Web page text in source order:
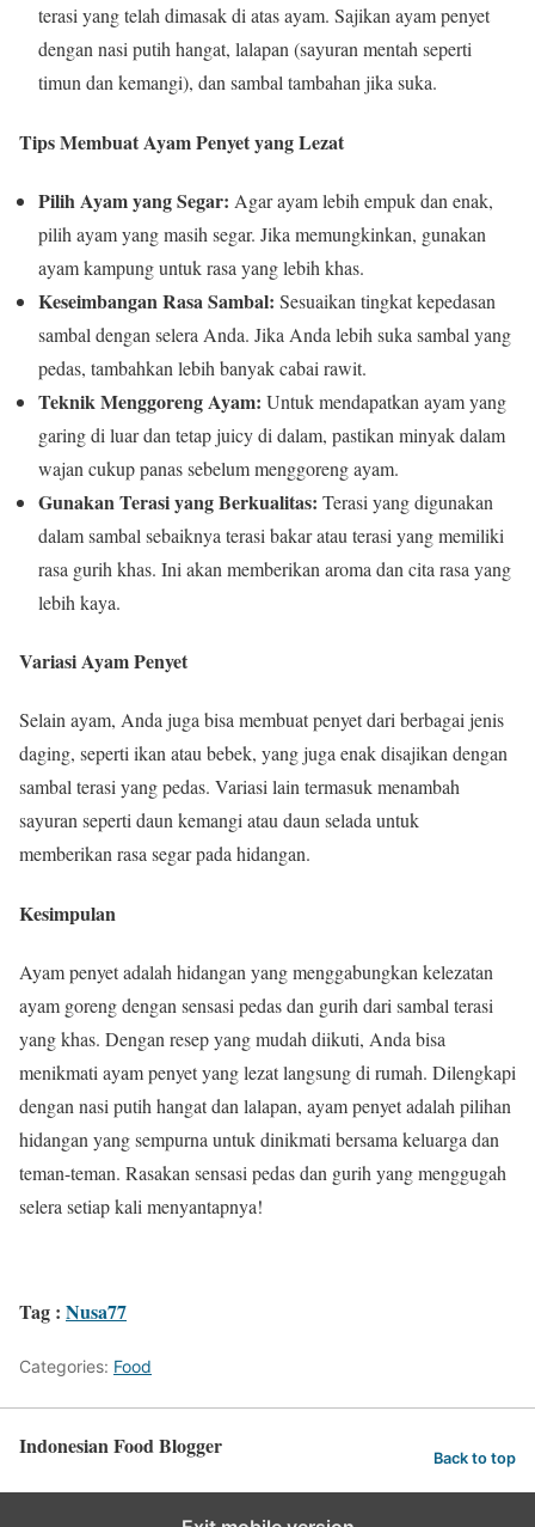
terasi yang telah dimasak di atas ayam. Sajikan ayam penyet
dengan nasi putih hangat, lalapan (sayuran mentah seperti
timun dan kemangi), dan sambal tambahan jika suka.
Tips Membuat Ayam Penyet yang Lezat
Pilih Ayam yang Segar: Agar ayam lebih empuk dan enak,
pilih ayam yang masih segar. Jika memungkinkan, gunakan
ayam kampung untuk rasa yang lebih khas.
Keseimbangan Rasa Sambal: Sesuaikan tingkat kepedasan
sambal dengan selera Anda. Jika Anda lebih suka sambal yang
pedas, tambahkan lebih banyak cabai rawit.
Teknik Menggoreng Ayam: Untuk mendapatkan ayam yang
garing di luar dan tetap juicy di dalam, pastikan minyak dalam
wajan cukup panas sebelum menggoreng ayam.
Gunakan Terasi yang Berkualitas: Terasi yang digunakan
dalam sambal sebaiknya terasi bakar atau terasi yang memiliki
rasa gurih khas. Ini akan memberikan aroma dan cita rasa yang
lebih kaya.
Variasi Ayam Penyet
Selain ayam, Anda juga bisa membuat penyet dari berbagai jenis
daging, seperti ikan atau bebek, yang juga enak disajikan dengan
sambal terasi yang pedas. Variasi lain termasuk menambah
sayuran seperti daun kemangi atau daun selada untuk
memberikan rasa segar pada hidangan.
Kesimpulan
Ayam penyet adalah hidangan yang menggabungkan kelezatan
ayam goreng dengan sensasi pedas dan gurih dari sambal terasi
yang khas. Dengan resep yang mudah diikuti, Anda bisa
menikmati ayam penyet yang lezat langsung di rumah. Dilengkapi
dengan nasi putih hangat dan lalapan, ayam penyet adalah pilihan
hidangan yang sempurna untuk dinikmati bersama keluarga dan
teman-teman. Rasakan sensasi pedas dan gurih yang menggugah
selera setiap kali menyantapnya!
Tag : Nusa77
Categories: Food
Indonesian Food Blogger Back to top